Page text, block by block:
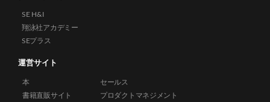
SE H&I
翔泳社アカデミー
SEプラス
運営サイト
本
書籍直販サイト
セールス
プロダクトマネジメント